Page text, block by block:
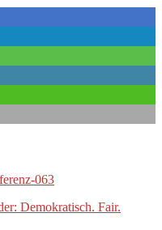
Demokratisch. Fair.